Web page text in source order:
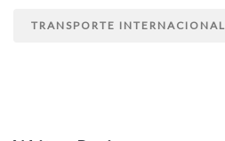
TRANSPORTE INTERNACIONAL